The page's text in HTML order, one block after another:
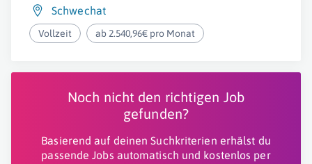
Schwechat
Vollzeit ab 2.540,96€ pro Monat
Noch nicht den richtigen Job
gefunden?
Basierend auf deinen Suchkriterien erhälst du
passende Jobs automatisch und kostenlos per